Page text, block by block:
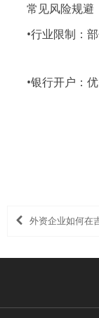
常见风险规避
•行业限制：
•银行开户：
外资企业如何在